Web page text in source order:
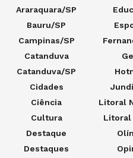
Araraquara/SP
Bauru/SP
Campinas/SP
Catanduva
Catanduva/SP
Cidades
Ciência
Cultura
Destaque
Destaques
Litoral
Litoral